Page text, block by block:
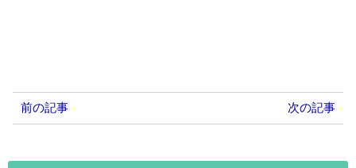
前の記事 次の記事